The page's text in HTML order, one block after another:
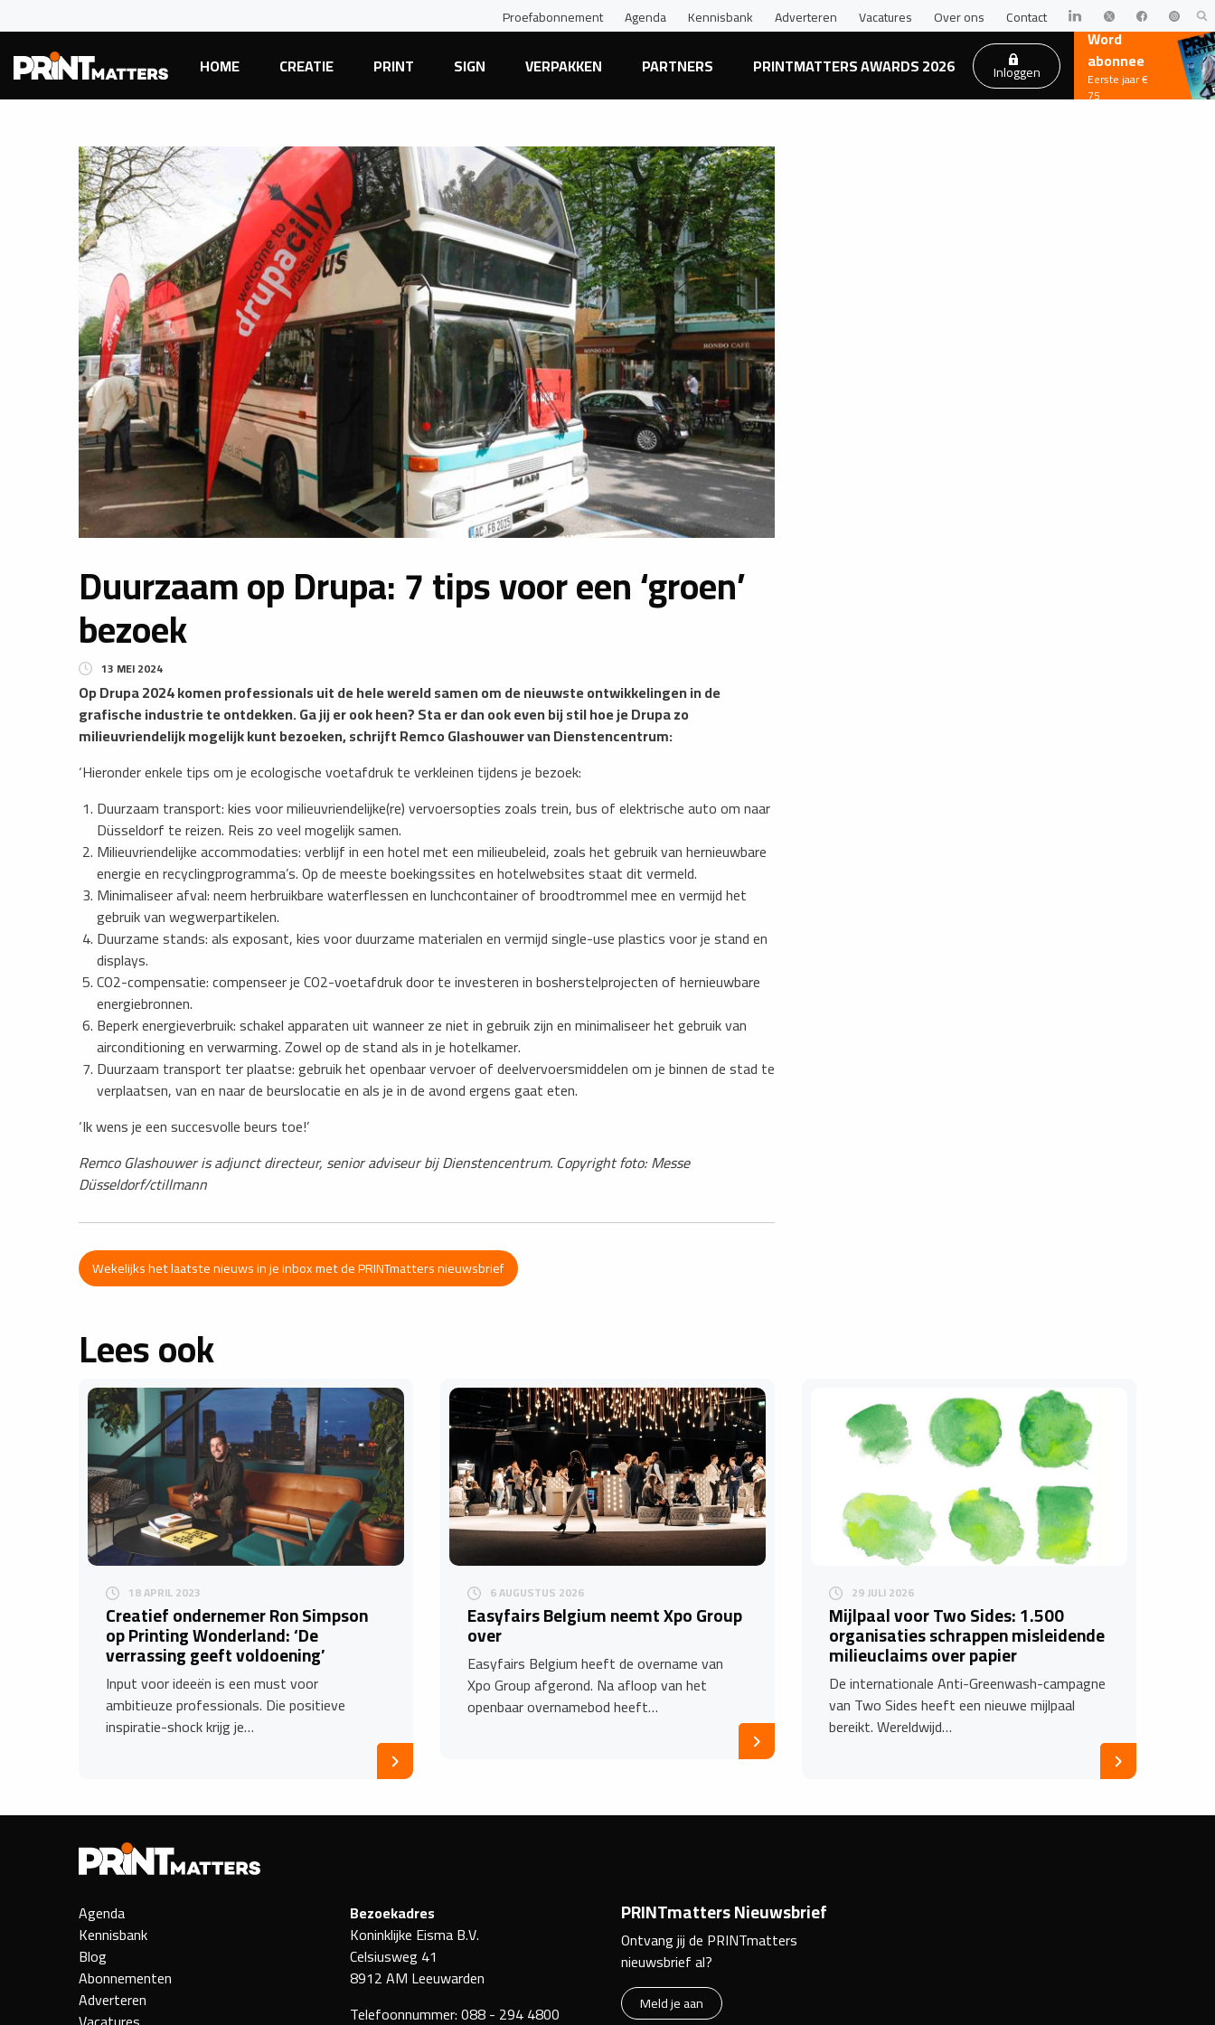
Proefabonnement Agenda Kennisbank Adverteren Vacatures Over ons Contact
HOME CREATIE PRINT SIGN VERPAKKEN PARTNERS PRINTMATTERS AWARDS 2026 Inloggen
Word
abonnee
Eerste jaar €
75
Duurzaam op Drupa: 7 tips voor een ‘groen’
bezoek
13 MEI 2024
Op Drupa 2024 komen professionals uit de hele wereld samen om de nieuwste ontwikkelingen in de
grafische industrie te ontdekken. Ga jij er ook heen? Sta er dan ook even bij stil hoe je Drupa zo
milieuvriendelijk mogelijk kunt bezoeken, schrijft Remco Glashouwer van Dienstencentrum:
‘Hieronder enkele tips om je ecologische voetafdruk te verkleinen tijdens je bezoek:
Duurzaam transport: kies voor milieuvriendelijke(re) vervoersopties zoals trein, bus of elektrische auto om naar
Düsseldorf te reizen. Reis zo veel mogelijk samen.
Milieuvriendelijke accommodaties: verblijf in een hotel met een milieubeleid, zoals het gebruik van hernieuwbare
energie en recyclingprogramma’s. Op de meeste boekingssites en hotelwebsites staat dit vermeld.
Minimaliseer afval: neem herbruikbare waterflessen en lunchcontainer of broodtrommel mee en vermijd het
gebruik van wegwerpartikelen.
Duurzame stands: als exposant, kies voor duurzame materialen en vermijd single-use plastics voor je stand en
displays.
CO2-compensatie: compenseer je CO2-voetafdruk door te investeren in bosherstelprojecten of hernieuwbare
energiebronnen.
Beperk energieverbruik: schakel apparaten uit wanneer ze niet in gebruik zijn en minimaliseer het gebruik van
airconditioning en verwarming. Zowel op de stand als in je hotelkamer.
Duurzaam transport ter plaatse: gebruik het openbaar vervoer of deelvervoersmiddelen om je binnen de stad te
verplaatsen, van en naar de beurslocatie en als je in de avond ergens gaat eten.
‘Ik wens je een succesvolle beurs toe!’
Remco Glashouwer is adjunct directeur, senior adviseur bij Dienstencentrum. Copyright foto: Messe
Düsseldorf/ctillmann
Wekelijks het laatste nieuws in je inbox met de PRINTmatters nieuwsbrief
Lees ook
18 APRIL 2023
Creatief ondernemer Ron Simpson
op Printing Wonderland: ‘De
verrassing geeft voldoening’
Input voor ideeën is een must voor
ambitieuze professionals. Die positieve
inspiratie-shock krijg je…
6 AUGUSTUS 2026
Easyfairs Belgium neemt Xpo Group
over
Easyfairs Belgium heeft de overname van
Xpo Group afgerond. Na afloop van het
openbaar overnamebod heeft…
29 JULI 2026
​Mijlpaal voor Two Sides: 1.500
organisaties schrappen misleidende
milieuclaims over papier
De internationale Anti-Greenwash-campagne
van Two Sides heeft een nieuwe mijlpaal
bereikt. Wereldwijd…
Agenda
Kennisbank
Blog
Abonnementen
Adverteren
Bezoekadres
Koninklijke Eisma B.V.
Celsiusweg 41
8912 AM Leeuwarden
Telefoonnummer:088 - 294 4800
PRINTmatters Nieuwsbrief
Ontvang jij de PRINTmatters
nieuwsbrief al?
Meld je aan